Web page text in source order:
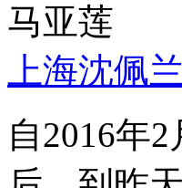
马亚莲
上海沈佩
自2016年